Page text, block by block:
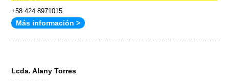
+58 424 8971015
Más información >
Lcda. Alany Torres